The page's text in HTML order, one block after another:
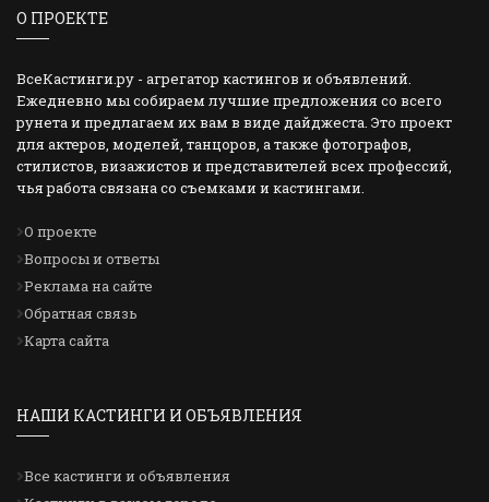
О ПРОЕКТЕ
ВсеКастинги.ру - агрегатор кастингов и объявлений.
Ежедневно мы собираем лучшие предложения со всего
рунета и предлагаем их вам в виде дайджеста. Это проект
для актеров, моделей, танцоров, а также фотографов,
стилистов, визажистов и представителей всех профессий,
чья работа связана со съемками и кастингами.
О проекте
Вопросы и ответы
Реклама на сайте
Обратная связь
Карта сайта
НАШИ КАСТИНГИ И ОБЪЯВЛЕНИЯ
Все кастинги и объявления